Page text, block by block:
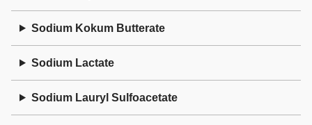
Sodium Kokum Butterate
Sodium Lactate
Sodium Lauryl Sulfoacetate